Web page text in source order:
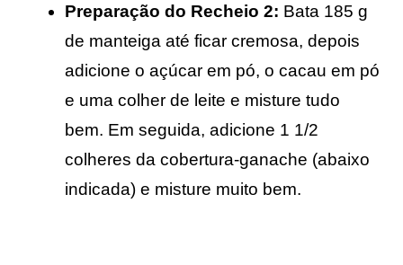
Preparação do Recheio 2: Bata 185 g
de manteiga até ficar cremosa, depois
adicione o açúcar em pó, o cacau em pó
e uma colher de leite e misture tudo
bem. Em seguida, adicione 1 1/2
colheres da cobertura-ganache (abaixo
indicada) e misture muito bem.